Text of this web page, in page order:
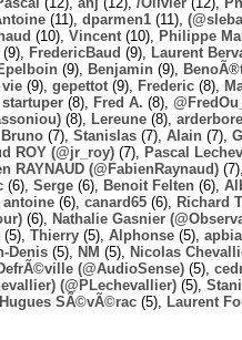
(11), dparmen1 (11),
(10), Vincent (10), Philippe
(9), FredericBaud (9), Laurent
(9), Benjamin (9),
(9), gepettot (9), Frederic (8),
startuper (8), Fred A. (8), @FredOu_
(8), Lereune (8),
Bruno (7), Stanislas (7), Alain (7),
ROY (@jr_roy) (7), Pascal
RAYNAUD (@FabienRaynaud) (7),
(6), Serge (6), Benoit Felten (6),
antoine (6), canard65 (6), Richard T
(6), Nathalie Gasnier
(5), Thierry (5), Alphonse (5),
Denis (5), NM (5), Nicolas
(@AudioSense) (5),
(@PLechevallier) (5),
Hugues SÃ©vÃ©rac (5), Laurent